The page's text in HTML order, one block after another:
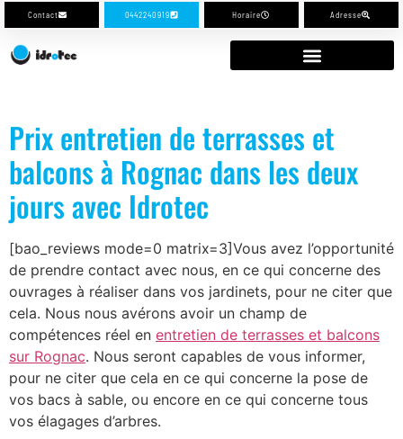
Contact 0442240919 Horaire Adresse
Prix entretien de terrasses et
balcons à Rognac dans les deux
jours avec Idrotec
[bao_reviews mode=0 matrix=3]Vous avez l’opportunité
de prendre contact avec nous, en ce qui concerne des
ouvrages à réaliser dans vos jardinets, pour ne citer que
cela. Nous nous avérons avoir un champ de
compétences réel en entretien de terrasses et balcons
sur Rognac. Nous seront capables de vous informer,
pour ne citer que cela en ce qui concerne la pose de
vos bacs à sable, ou encore en ce qui concerne tous
vos élagages d’arbres.